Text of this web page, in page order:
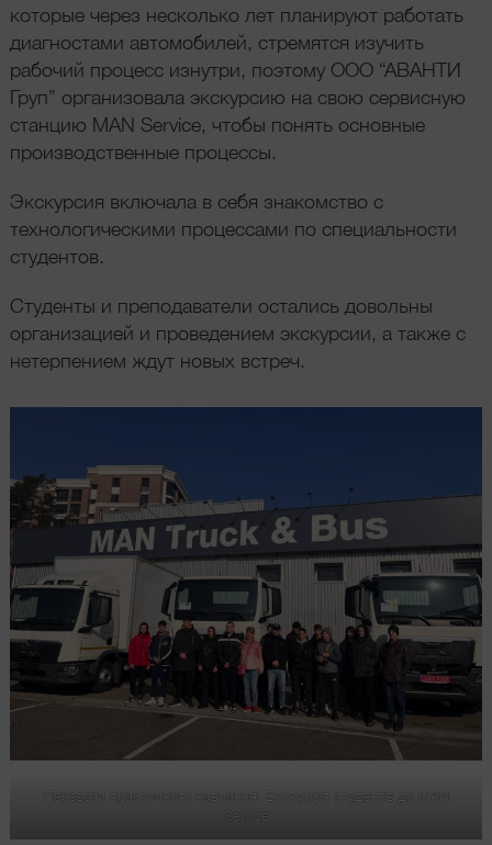
которые через несколько лет планируют работать
диагностами автомобилей, стремятся изучить
рабочий процесс изнутри, поэтому ООО “АВАНТИ
Груп” организовала экскурсию на свою сервисную
станцию MAN Service, чтобы понять основные
производственные процессы.
Экскурсия включала в себя знакомство с
технологическими процессами по специальности
студентов.
Студенты и преподаватели остались довольны
организацией и проведением экскурсии, а также с
нетерпением ждут новых встреч.
Переваги практичного навчання: Екскурсія студентів до MAN
Service